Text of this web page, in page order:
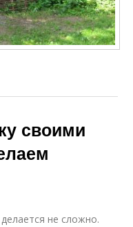
своими
не сложно.